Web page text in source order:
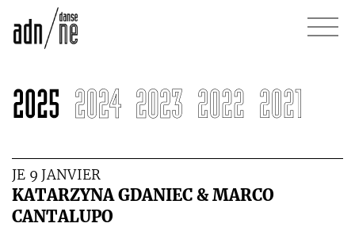
JE 9 JANVIER
KATARZYNA GDANIEC & MARCO
CANTALUPO